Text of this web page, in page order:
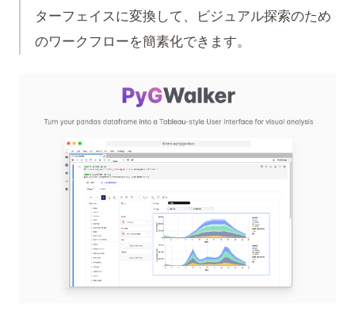
ターフェイスに変換して、ビジュアル探索のため
のワークフローを簡素化できます。